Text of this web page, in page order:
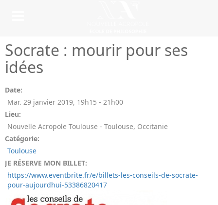
Socrate : mourir pour ses
idées
Date:
Mar. 29 janvier 2019, 19h15 - 21h00
Lieu:
Nouvelle Acropole Toulouse - Toulouse, Occitanie
Catégorie:
Toulouse
JE RÉSERVE MON BILLET:
https://www.eventbrite.fr/e/billets-les-conseils-de-socrate-
pour-aujourdhui-53386820417